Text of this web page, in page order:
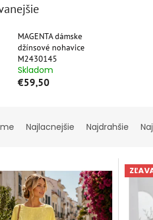
MAGENTA dámske
džínsové nohavice
M2430145
Skladom
€59,50
Najlacnejšie Najdrahšie